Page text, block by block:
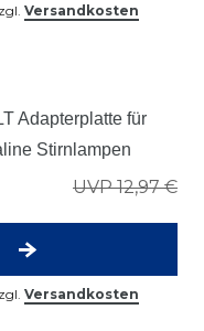
Versandkosten
Adapterplatte für
Stirnlampen
UVP 12,97 €
Versandkosten